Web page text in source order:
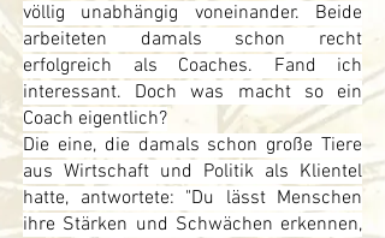
völlig unabhängig voneinander. Beide
arbeiteten damals schon recht
erfolgreich als Coaches. Fand ich
interessant. Doch was macht so ein
Coach eigentlich?
Die eine, die damals schon große Tiere
aus Wirtschaft und Politik als Klientel
hatte, antwortete: "Du lässt Menschen
ihre Stärken und Schwächen erkennen,